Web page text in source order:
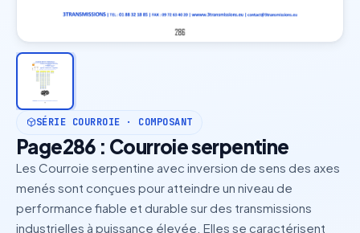
SÉRIE COURROIE · COMPOSANT
Page286 : Courroie serpentine
Les Courroie serpentine avec inversion de sens des axes
menés sont conçues pour atteindre un niveau de
performance fiable et durable sur des transmissions
industrielles à puissance élevée. Elles se caractérisent